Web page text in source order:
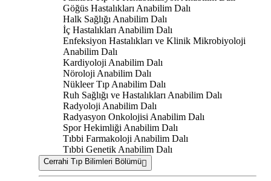
Göğüs Hastalıkları Anabilim Dalı
Halk Sağlığı Anabilim Dalı
İç Hastalıkları Anabilim Dalı
Enfeksiyon Hastalıkları ve Klinik Mikrobiyoloji
Anabilim Dalı
Kardiyoloji Anabilim Dalı
Nöroloji Anabilim Dalı
Nükleer Tıp Anabilim Dalı
Ruh Sağlığı ve Hastalıkları Anabilim Dalı
Radyoloji Anabilim Dalı
Radyasyon Onkolojisi Anabilim Dalı
Spor Hekimliği Anabilim Dalı
Tıbbi Farmakoloji Anabilim Dalı
Tıbbi Genetik Anabilim Dalı
Cerrahi Tıp Bilimleri Bölümü